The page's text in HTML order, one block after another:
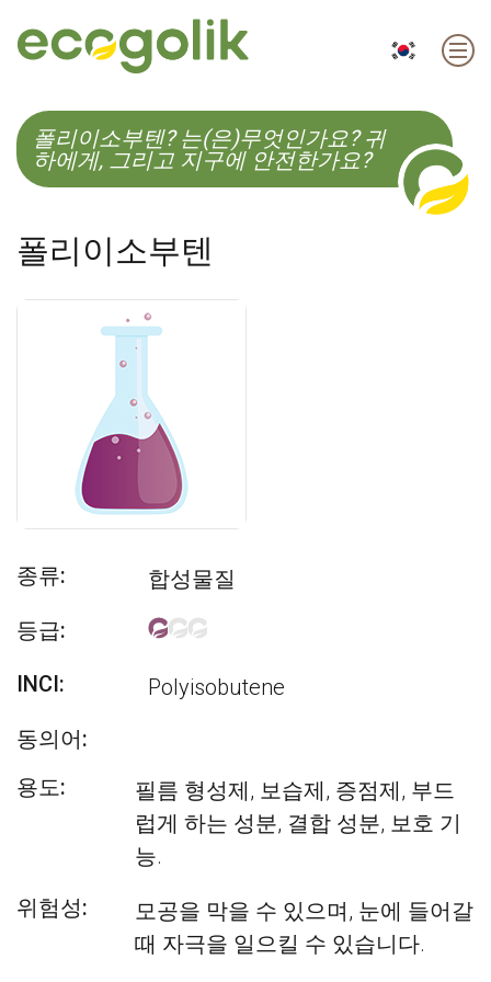
EN ES CS KO
폴리이소부텐? 는(은)무엇인가요? 귀
하에게, 그리고 지구에 안전한가요?
폴리이소부텐
종류:
합성물질
등급:
INCI:
Polyisobutene
동의어:
용도:
필름 형성제, 보습제, 증점제, 부드
럽게 하는 성분, 결합 성분, 보호 기
능.
위험성:
모공을 막을 수 있으며, 눈에 들어갈
때 자극을 일으킬 수 있습니다.